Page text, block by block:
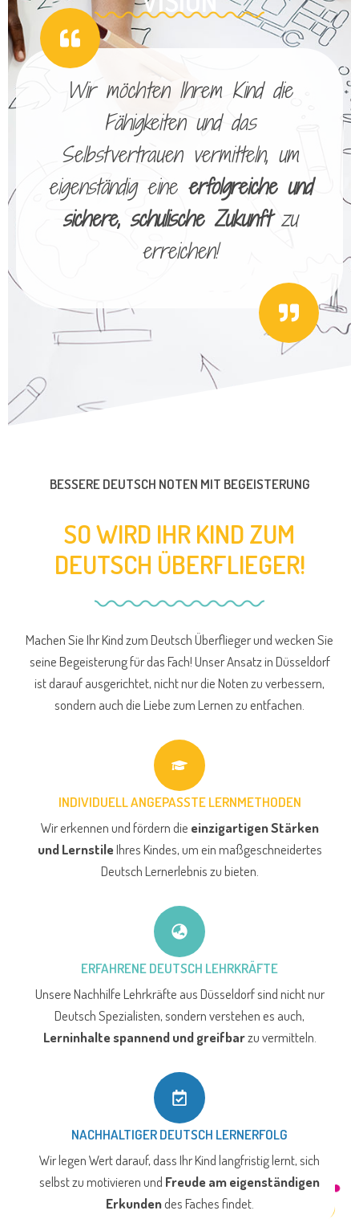
Wir möchten Ihrem Kind die
Fähigkeiten und das
Selbstvertrauen vermitteln, um
eigenständig eine erfolgreiche und
sichere, schulische Zukunftzu
erreichen!
BESSERE DEUTSCH NOTEN MIT BEGEISTERUNG
SO WIRD IHR KIND ZUM
DEUTSCH ÜBERFLIEGER!
Machen Sie Ihr Kind zum Deutsch Überflieger und wecken Sie
seine Begeisterung für das Fach! Unser Ansatz in Düsseldorf
ist darauf ausgerichtet, nicht nur die Noten zu verbessern,
sondern auch die Liebe zum Lernen zu entfachen.
INDIVIDUELL ANGEPASSTE LERNMETHODEN
Wir erkennen und fördern die einzigartigen Stärken
und LernstileIhres Kindes, um ein maßgeschneidertes
Deutsch Lernerlebnis zu bieten.
ERFAHRENE DEUTSCH LEHRKRÄFTE
Unsere Nachhilfe Lehrkräfte aus Düsseldorf sind nicht nur
Deutsch Spezialisten, sondern verstehen es auch,
Lerninhalte spannend und greifbarzu vermitteln.
NACHHALTIGER DEUTSCH LERNERFOLG
Wir legen Wert darauf, dass Ihr Kind langfristig lernt, sich
selbst zu motivieren und Freude am eigenständigen
Erkundendes Faches findet.